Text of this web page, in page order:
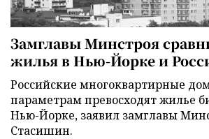
Замглавы Минстроя
жилья в Нью-Йорке и
Российские многоквартирные
параметрам превосходят жилье
Нью-Йорке, заявил замглавы
Стасишин.